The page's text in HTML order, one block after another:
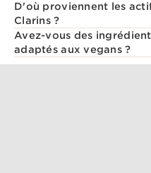
D'où proviennent les
Clarins ?
Avez-vous des
adaptés aux vegans ?